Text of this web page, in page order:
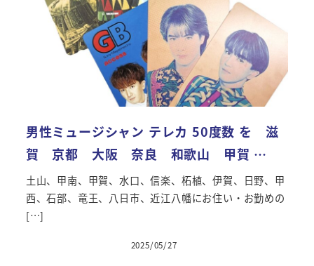
男性ミュージシャン テレカ 50度数 を 滋
賀 京都 大阪 奈良 和歌山 甲賀 …
土山、甲南、甲賀、水口、信楽、柘植、伊賀、日野、甲
西、石部、竜王、八日市、近江八幡にお住い・お勤めの
[…]
投稿日
2025/05/27